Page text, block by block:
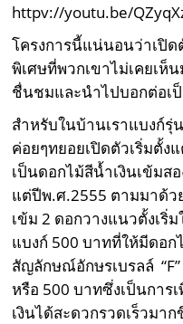
httpv://youtu.be/
โครงการนี้แน่นอนว่าเปิ
พิเศษที่พวกเขาไม่เคยเ
ชื่นชมและนำไปบอกต่อเ
สำหรับในบ้านเราแบงก์
ค่อยๆทยอยเปิดตัวเริ่มตั้ง
เป็นดอกไม้สีน้ำเงินเข้มส
แต่ปีพ.ศ.2555 ตามมาด้ว
เข้ม 2 ดอกวางแนวตั้งเริ่
แบงก์ 500บาทที่ให้มีดอก
สัญลักษณ์อักษรเบรลล์
หรือ 500บาทซึ่งเป็นการ
เงินได้สะดวกรวดเร็วมา